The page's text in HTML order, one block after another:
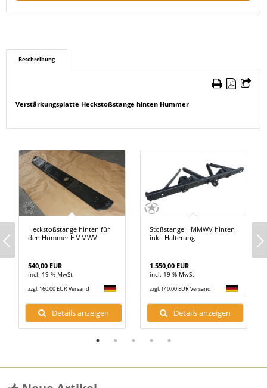
Beschreibung
Verstärkungsplatte Heckstoßstange hinten Hummer
Heckstoßstange hinten für
den Hummer HMMWV
540,00 EUR
incl. 19 % MwSt
zzgl. 160,00 EUR Versand
Details anzeigen
Stoßstange HMMWV hinten
inkl. Halterung
1.550,00 EUR
incl. 19 % MwSt
zzgl. 140,00 EUR Versand
Details anzeigen